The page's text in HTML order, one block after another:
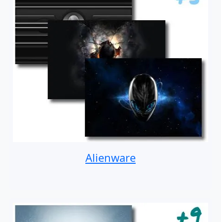
Alienware